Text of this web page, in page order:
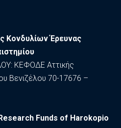
Κονδυλίων Έρευνας
ΚΕΦΟΔΕ Αττικής
Βενιζέλου 70-17676 –
Funds of Harokopio